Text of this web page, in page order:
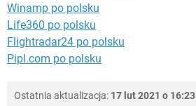
Winamp po polsku
Life360 po polsku
Flightradar24 po polsku
Pipl.com po polsku
Ostatnia aktualizacja: 17 lut 2021 o 16:23